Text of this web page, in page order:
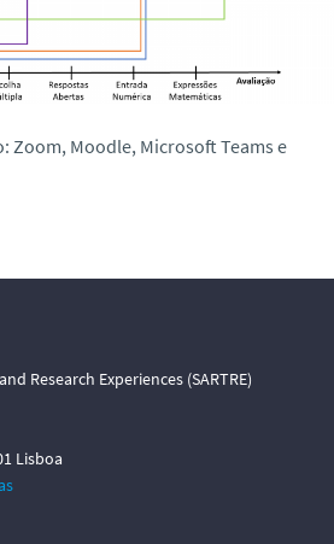
Zoom, Moodle, Microsoft Teams e
Research Experiences (SARTRE)
Lisboa